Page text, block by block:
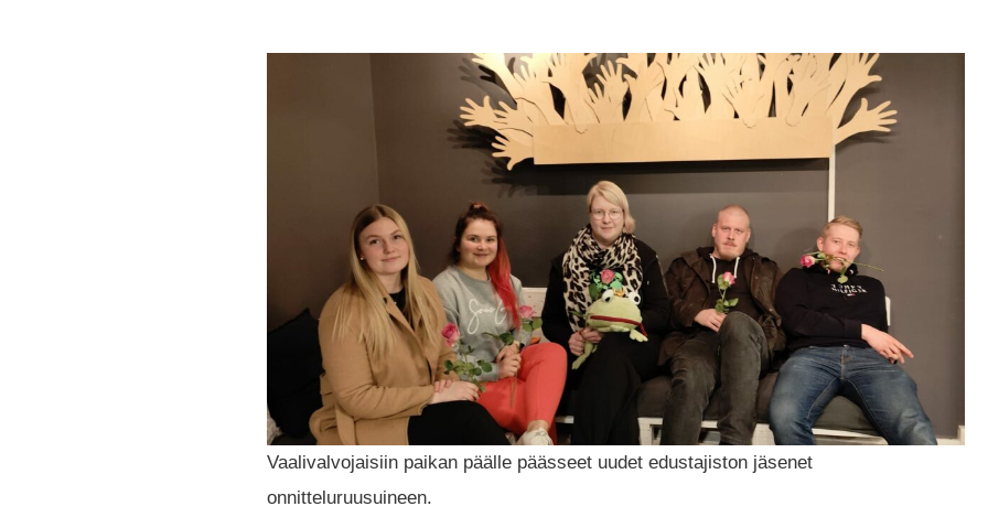
Vaalivalvojaisiin paikan päälle päässeet uudet edustajiston jäsenet
onnitteluruusuineen.